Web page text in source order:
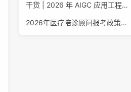
干货 | 2026 年 AIGC 应用工程师报考指南：报名流程、学历要求、培训课程、就业方向全梳理
2026年医疗陪诊顾问报考政策更新，全国报名入口与报考指南全同步